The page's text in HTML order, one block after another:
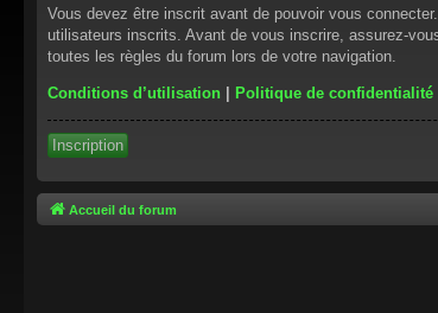
Vous devez être inscrit avant de pouvoir vous
utilisateurs inscrits. Avant de vous inscrire, assurez-
toutes les règles du forum lors de votre navigation.
Conditions d’utilisation | Politique de confidentialité
Inscription
Accueil du forum